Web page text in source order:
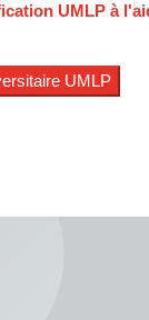
UMLP à